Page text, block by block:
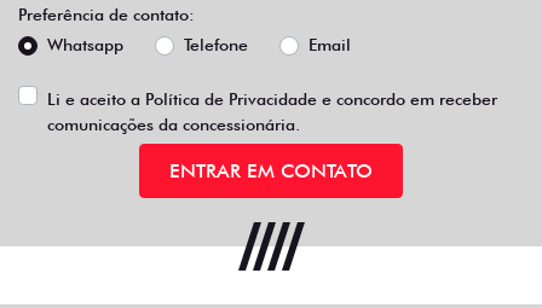
Preferência de contato:
Whatsapp
Telefone Email
Li e aceito a Política de Privacidade e concordo em receber
comunicações da concessionária.
ENTRAR EM CONTATO